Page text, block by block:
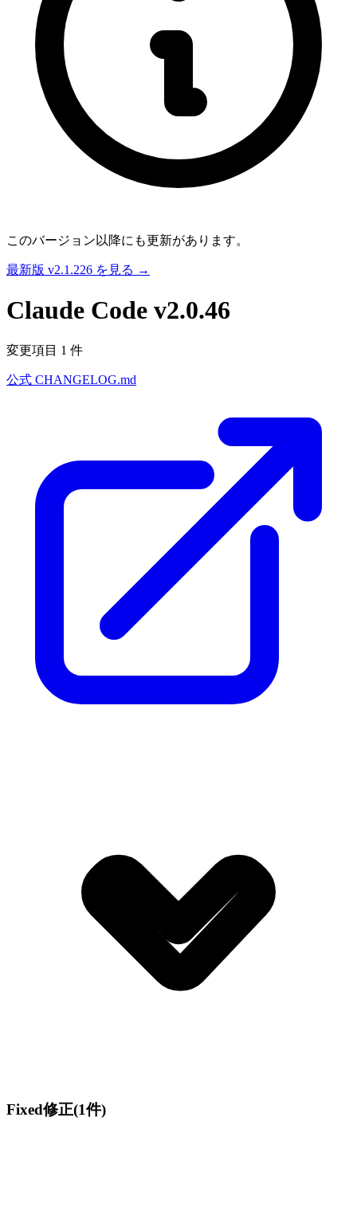
このバージョン以降にも更新があります。
最新版 v2.1.226 を見る →
Claude Code v2.0.46
変更項目 1 件
公式 CHANGELOG.md
Fixed修正(1件)